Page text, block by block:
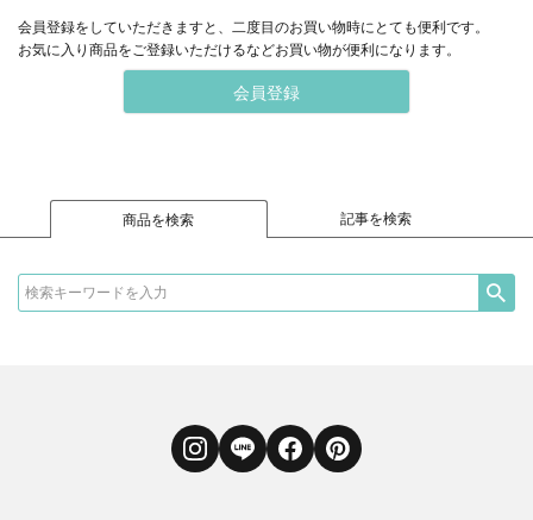
会員登録をしていただきますと、二度目のお買い物時にとても便利です。
お気に入り商品をご登録いただけるなどお買い物が便利になります。
会員登録
商品を検索 記事を検索
InstagramLINE FacebookPinterest